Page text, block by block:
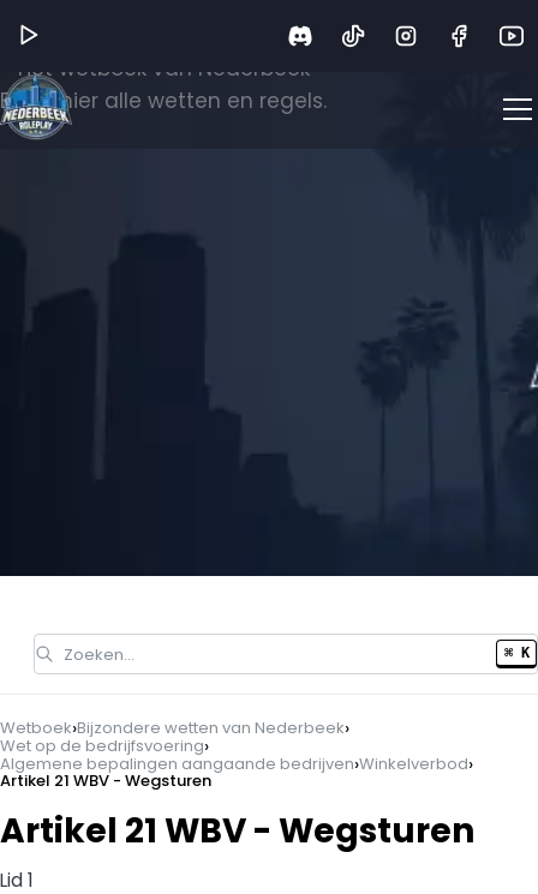
Het wetboek van Nederbeek
Bekijk hier alle wetten en regels.
Zoeken… ⌘ K
Wetboek›Bijzondere wetten van Nederbeek›
Wet op de bedrijfsvoering›
Algemene bepalingen aangaande bedrijven›Winkelverbod›
Artikel 21 WBV - Wegsturen
Artikel 21 WBV - Wegsturen
Lid 1